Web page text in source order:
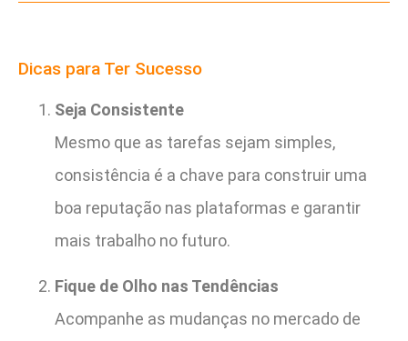
Dicas para Ter Sucesso
Seja Consistente
Mesmo que as tarefas sejam simples,
consistência é a chave para construir uma
boa reputação nas plataformas e garantir
mais trabalho no futuro.
Fique de Olho nas Tendências
Acompanhe as mudanças no mercado de